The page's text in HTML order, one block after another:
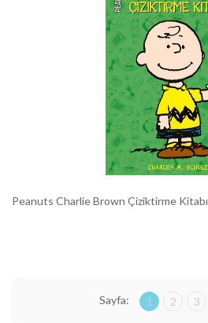
Peanuts Charlie Brown Çiziktirme Kitabı
Sayfa: 1 2 3